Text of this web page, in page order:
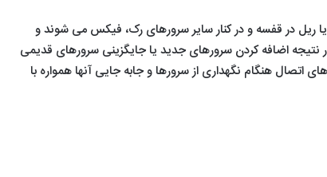
یا ریل در قفسه و در کنار سایر سرورهای رک، فیکس می شوند و
اضافه کردن سرورهای جدید یا جایگزینی سرورهای قدیمی
اتصال هنگام نگهداری از سرورها و جابه جایی آنها همواره با
آموزش نصب
لینوکس با
VMware
برای
تمرین
هک
و
سایت ها برای
تمرین هک و
امنیت
شده توسط
سایت‌های